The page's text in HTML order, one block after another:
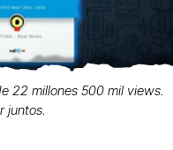
22 millones 500 mil views.
juntos.